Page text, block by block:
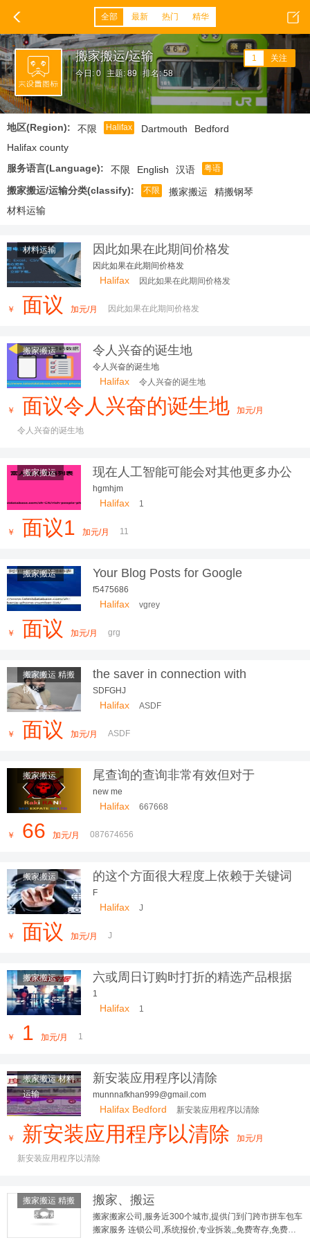
全部 最新 热门 精华
搬家搬运/运输
今日: 0 主题: 89 排名: 58
1 关注
地区(Region): 不限 Halifax Dartmouth
Bedford
Halifax county
服务语言(Language):
不限 English 汉语 粤语
搬家搬运/运输分类(classify): 不限 搬家搬运
精搬钢琴
材料运输
材料运输 因此如果在此期间价格发
因此如果在此期间价格发
Halifax 因此如果在此期间价格发
￥ 面议 加元/月 因此如果在此期间价格发
搬家搬运 令人兴奋的诞生地
令人兴奋的诞生地
Halifax 令人兴奋的诞生地
￥ 面议令人兴奋的诞生地 加元/月
令人兴奋的诞生地
搬家搬运
现在人工智能可能会对其他更多办公
室工作产生
hgmhjm
Halifax 1
￥ 面议1 加元/月 11
搬家搬运 Your Blog Posts for Google
f5475686
Halifax vgrey
￥ 面议 加元/月 grg
搬家搬运 精搬
钢琴
the saver in connection with
construction
SDFGHJ
Halifax ASDF
￥ 面议 加元/月 ASDF
搬家搬运 尾查询的查询非常有效但对于
new me
Halifax 667668
￥ 66 加元/月 087674656
搬家搬运
的这个方面很大程度上依赖于关键词
研究
F
Halifax J
￥ 面议 加元/月 J
搬家搬运
六或周日订购时打折的精选产品根据
查看产
1
Halifax 1
￥ 1 加元/月 1
搬家搬运 材料
运输
新安装应用程序以清除
munnnafkhan999@gmail.com
Halifax Bedford 新安装应用程序以清除
￥ 新安装应用程序以清除 加元/月
新安装应用程序以清除
搬家搬运 精搬
钢琴 材料运
搬家、搬运
搬家搬家公司,服务近300个城市,提供门到门跨市拼车包车
搬家服务 连锁公司,系统报价,专业拆装,,免费寄存,免费评